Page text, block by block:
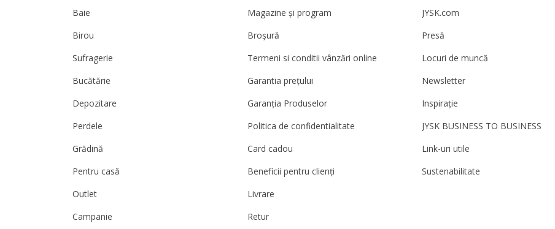
Baie
Birou
Sufragerie
Bucătărie
Depozitare
Perdele
Grădină
Pentru casă
Outlet
Campanie
Magazine și program
Broșură
Termeni si conditii vânzări online
Garantia prețului
Garanția Produselor
Politica de confidentialitate
Card cadou
Beneficii pentru clienți
Livrare
Retur
JYSK.com
Presă
Locuri de muncă
Newsletter
Inspirație
JYSK BUSINESS TO BUSINESS
Link-uri utile
Sustenabilitate